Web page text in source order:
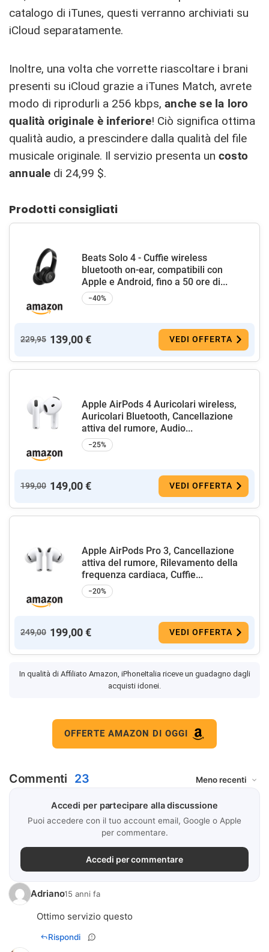
catalogo di iTunes, questi verranno archiviati su
iCloud separatamente.
Inoltre, una volta che vorrette riascoltare i brani
presenti su iCloud grazie a iTunes Match, avrete
modo di riprodurli a 256 kbps, anche se la loro
qualità originale è inferiore! Ciò significa ottima
qualità audio, a prescindere dalla qualità del file
musicale originale. Il servizio presenta un costo
annuale di 24,99 $.
Prodotti consigliati
Beats Solo 4 - Cuffie wireless
bluetooth on-ear, compatibili con
Apple e Android, fino a 50 ore di...
−40%
229,95 139,00 € VEDI OFFERTA
Apple AirPods 4 Auricolari wireless,
Auricolari Bluetooth, Cancellazione
attiva del rumore, Audio...
−25%
199,00 149,00 € VEDI OFFERTA
Apple AirPods Pro 3, Cancellazione
attiva del rumore, Rilevamento della
frequenza cardiaca, Cuffie...
−20%
249,00 199,00 € VEDI OFFERTA
In qualità di Affiliato Amazon, iPhoneItalia riceve un guadagno dagli
acquisti idonei.
OFFERTE AMAZON DI OGGI
Commenti 23
Accedi per partecipare alla discussione
Puoi accedere con il tuo account email, Google o Apple
per commentare.
Accedi per commentare
Adriano15 anni fa
Ottimo servizio questo
Rispondi